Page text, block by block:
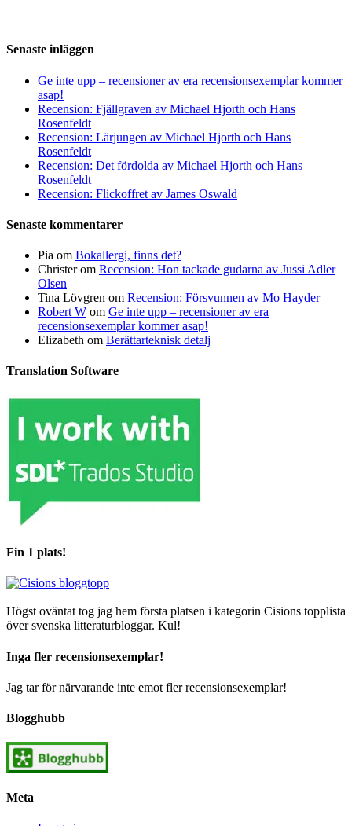
Senaste inläggen
Ge inte upp – recensioner av era recensionsexemplar kommer
asap!
Recension: Fjällgraven av Michael Hjorth och Hans
Rosenfeldt
Recension: Lärjungen av Michael Hjorth och Hans
Rosenfeldt
Recension: Det fördolda av Michael Hjorth och Hans
Rosenfeldt
Recension: Flickoffret av James Oswald
Senaste kommentarer
Pia om Bokallergi, finns det?
Christerom Recension: Hon tackade gudarna av Jussi Adler
Olsen
Tina Lövgren om Recension: Försvunnen av Mo Hayder
Robert W om Ge inte upp – recensioner av era
recensionsexemplar kommer asap!
Elizabeth om Berättarteknisk detalj
Translation Software
Fin 1 plats!
Högst oväntat tog jag hem första platsen i kategorin Cisions topplista
över svenska litteraturbloggar. Kul!
Inga fler recensionsexemplar!
Jag tar för närvarande inte emot fler recensionsexemplar!
Blogghubb
Meta